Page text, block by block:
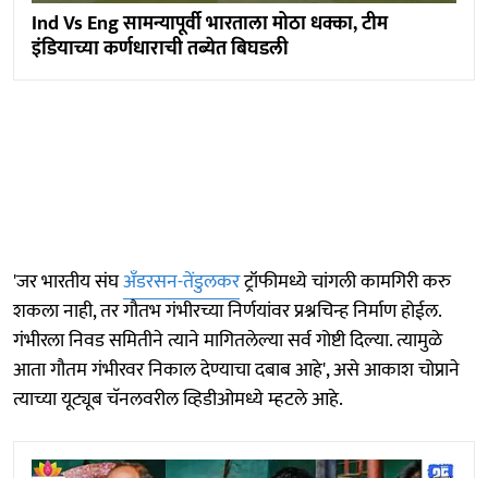
Ind Vs Eng सामन्यापूर्वी भारताला मोठा धक्का, टीम
इंडियाच्या कर्णधाराची तब्येत बिघडली
'जर भारतीय संघअँडरसन-तेंडुलकरट्रॉफीमध्ये चांगली कामगिरी करु
शकला नाही, तर गौतभ गंभीरच्या निर्णयांवर प्रश्नचिन्ह निर्माण होईल.
गंभीरला निवड समितीने त्याने मागितलेल्या सर्व गोष्टी दिल्या. त्यामुळे
आता गौतम गंभीरवर निकाल देण्याचा दबाब आहे', असे आकाश चोप्राने
त्याच्या यूट्यूब चॅनलवरील व्हिडीओमध्ये म्हटले आहे.